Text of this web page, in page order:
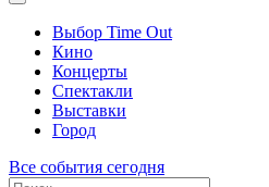
Выбор Time Out
Кино
Концерты
Спектакли
Выставки
Город
Все события сегодня